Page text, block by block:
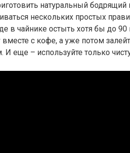
натуральный бодрящий
нескольких простых
в чайнике остыть хотя бы до 90
вместе с кофе, а уже потом
еще – используйте только